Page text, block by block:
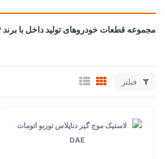
مجموعه قطعات خودروهای تولید داخل با برند GISP
فیلتر